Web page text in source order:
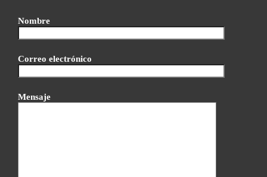
Nombre
Correo electrónico
Mensaje